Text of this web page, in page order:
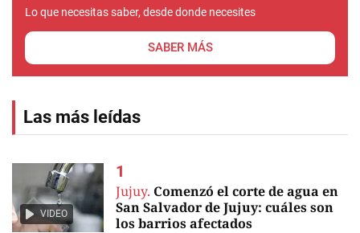
Lo que necesitas saber, desde donde necesites
SABER MÁS
Las más leídas
VIDEO
Jujuy. Comenzó el corte de agua en
San Salvador de Jujuy: cuáles son
los barrios afectados